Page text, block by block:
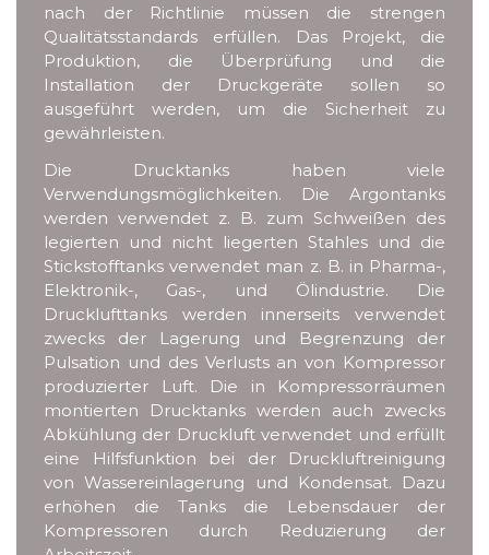
nach der Richtlinie müssen die strengen
Qualitätsstandards erfüllen. Das Projekt, die
Produktion, die Überprüfung und die
Installation der Druckgeräte sollen so
ausgeführt werden, um die Sicherheit zu
gewährleisten.
Die Drucktanks haben viele
Verwendungsmöglichkeiten. Die Argontanks
werden verwendet z. B. zum Schweißen des
legierten und nicht liegerten Stahles und die
Stickstofftanks verwendet man z. B. in Pharma-,
Elektronik-, Gas-, und Ölindustrie. Die
Drucklufttanks werden innerseits verwendet
zwecks der Lagerung und Begrenzung der
Pulsation und des Verlusts an von Kompressor
produzierter Luft. Die in Kompressorräumen
montierten Drucktanks werden auch zwecks
Abkühlung der Druckluft verwendet und erfüllt
eine Hilfsfunktion bei der Druckluftreinigung
von Wassereinlagerung und Kondensat. Dazu
erhöhen die Tanks die Lebensdauer der
Kompressoren durch Reduzierung der